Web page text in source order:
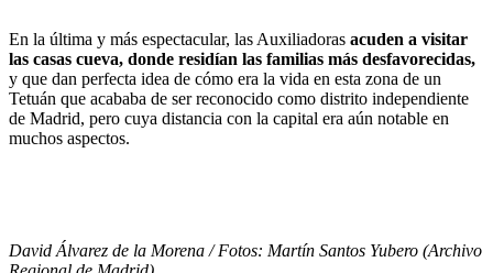
En la última y más espectacular, las Auxiliadoras acuden a visitar
las casas cueva, donde residían las familias más desfavorecidas,
y que dan perfecta idea de cómo era la vida en esta zona de un
Tetuán que acababa de ser reconocido como distrito independiente
de Madrid, pero cuya distancia con la capital era aún notable en
muchos aspectos.
David Álvarez de la Morena / Fotos: Martín Santos Yubero (Archivo